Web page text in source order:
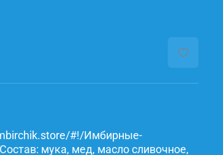
#!/Имбирные-
мука, мед, масло сливочное,